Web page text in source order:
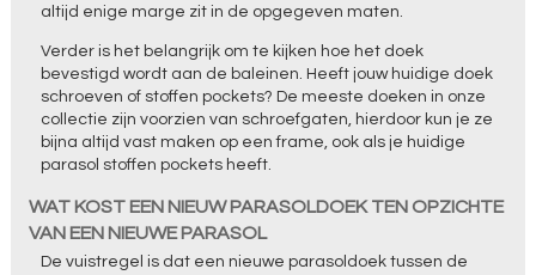
altijd enige marge zit in de opgegeven maten.
Verder is het belangrijk om te kijken hoe het doek
bevestigd wordt aan de baleinen. Heeft jouw huidige doek
schroeven of stoffen pockets? De meeste doeken in onze
collectie zijn voorzien van schroefgaten, hierdoor kun je ze
bijna altijd vast maken op een frame, ook als je huidige
parasol stoffen pockets heeft.
WAT KOST EEN NIEUW PARASOLDOEK TEN OPZICHTE
VAN EEN NIEUWE PARASOL
De vuistregel is dat een nieuwe parasoldoek tussen de